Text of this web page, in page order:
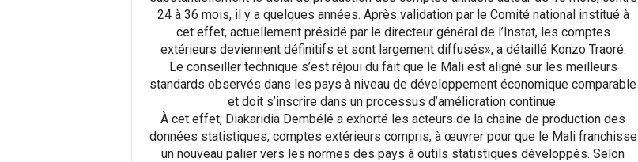
24 à 36 mois, il y a quelques années. Après validation par le Comité national institué à
cet effet, actuellement présidé par le directeur général de l’Instat, les comptes
extérieurs deviennent définitifs et sont largement diffusés», a détaillé Konzo Traoré.
Le conseiller technique s’est réjoui du fait que le Mali est aligné sur les meilleurs
standards observés dans les pays à niveau de développement économique comparable
et doit s’inscrire dans un processus d’amélioration continue.
À cet effet, Diakaridia Dembélé a exhorté les acteurs de la chaîne de production des
données statistiques, comptes extérieurs compris, à œuvrer pour que le Mali franchisse
un nouveau palier vers les normes des pays à outils statistiques développés. Selon